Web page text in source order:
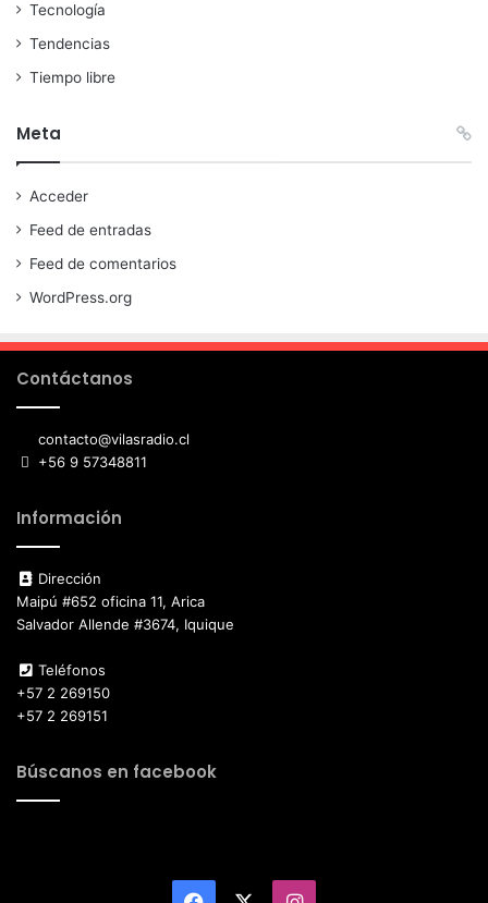
Tecnología
Tendencias
Tiempo libre
Meta
Acceder
Feed de entradas
Feed de comentarios
WordPress.org
Contáctanos
contacto@vilasradio.cl
+56 9 57348811
Información
Dirección
Maipú #652 oficina 11, Arica
Salvador Allende #3674, Iquique
Teléfonos
+57 2 269150
+57 2 269151
Búscanos en facebook